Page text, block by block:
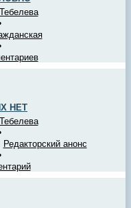
НЕТ
Редакторский анонс